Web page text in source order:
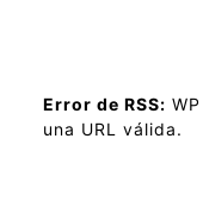
Error de RSS:
una URL válida.